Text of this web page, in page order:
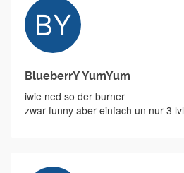
BlueberrY YumYum
iwie ned so der burner
zwar funny aber einfach un nur 3 lvl